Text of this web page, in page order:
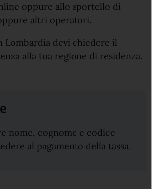
oppure allo sportello di
altri operatori.
Lombardia devi chiedere il
alla tua regione di residenza.
nome, cognome e codice
al pagamento della tassa.